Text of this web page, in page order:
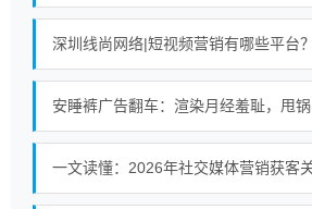
深圳线尚网络|短视频营销有哪些平台？